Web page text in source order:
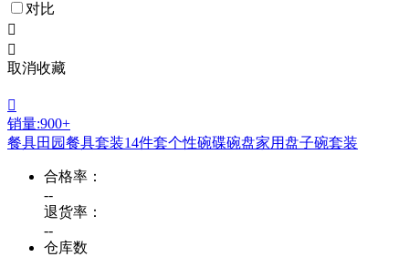
对比


取消收藏

销量:900+
餐具田园餐具套装14件套个性碗碟碗盘家用盘子碗套装
合格率：
--
退货率：
--
仓库数